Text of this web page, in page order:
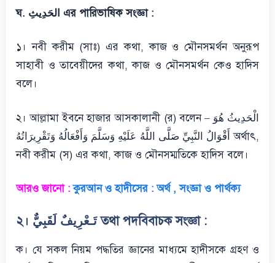
ঘ. الحَدِيثِ এর পারিভাষিক সংজ্ঞা :
১। নবী করীম (সাঃ) এর কথা, কাজ ও মৌনসমর্থন অনুরূপ
সাহাবী ও তাবেয়ীদের কথা, কাজ ও মৌনসমর্থন কেও হাদিস
বলে।
২। আল্লামা ইবনে হাজার আসকালানী (র) বলেন – الْحَدِيثُ هُوَ
أَقْوَالُ النَّبِيِّ صَلَّى اللَّهُ عَلَيْهِ وَسَلَّمَ وَأَفْعَالُهُ وَتَقْرِيرَاتُهُ অর্থাৎ,
নবী করীম (স) এর কথা, কাজ ও মৌনসম্মতিকে হাদিস বলে।
আরও জানো : কুরআন ও হাদীসের : অর্থ , সংজ্ঞা ও পার্থক্য
২। تَـعْرِيفٌ لَقَبِيٌّ তথা পদবিবাচক সংজ্ঞা :
ক। যে সকল নিয়ম পদ্ধতির জ্ঞানের মাধ্যমে হাদীসকে গ্রহণ ও